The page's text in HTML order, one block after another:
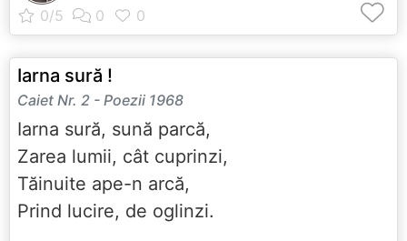
Iarna sură !
Caiet Nr. 2 - Poezii 1968
Iarna sură, sună parcă,
Zarea lumii, cât cuprinzi,
Tăinuite ape-n arcă,
Prind lucire, de oglinzi.